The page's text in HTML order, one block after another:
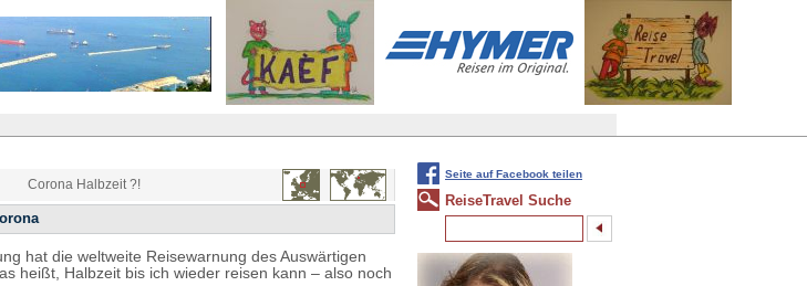
Corona Halbzeit ?!
hat die weltweite Reisewarnung des Auswärtigen
heißt, Halbzeit bis ich wieder reisen kann – also noch
Seite auf Facebook teilen
ReiseTravel Suche